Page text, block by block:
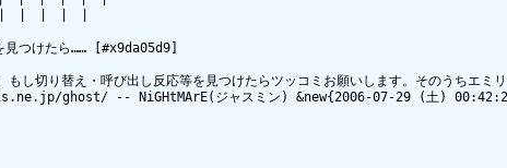
|　|　|　|
見つけたら…… [#x9da05d9]
もし切り替え・呼び出し反応等を見つけたらツッコミお願いします。そのうちエミリ
ghost/ -- NiGHtMArE(ジャスミン) &new{2006-07-29 (土)